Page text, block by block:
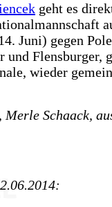
geht es
Juni) gegen
und Flensburger,
wieder
Schaack,